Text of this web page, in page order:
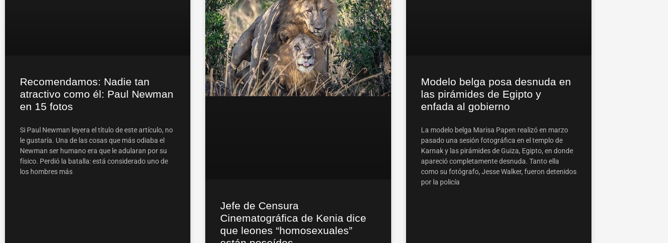
Recomendamos: Nadie tan
atractivo como él: Paul Newman
en 15 fotos
Si Paul Newman leyera el título de este artículo, no
le gustaría. Una de las cosas que más odiaba el
Newman ser humano era que le adularan por su
físico. Perdió la batalla: está considerado uno de
los hombres más
Jefe de Censura
Cinematográfica de Kenia dice
que leones “homosexuales”
Modelo belga posa desnuda en
las pirámides de Egipto y
enfada al gobierno
La modelo belga Marisa Papen realizó en marzo
pasado una sesión fotográfica en el templo de
Karnak y las pirámides de Guiza, Egipto, en donde
apareció completamente desnuda. Tanto ella
como su fotógrafo, Jesse Walker, fueron detenidos
por la policía